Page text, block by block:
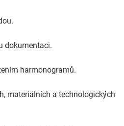
dokumentaci.
harmonogramů.
materiálních a technologických